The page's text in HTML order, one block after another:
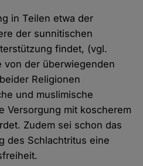
in Teilen etwa der
der sunnitischen
findet, (vgl.
von der überwiegenden
Religionen
und muslimische
Versorgung mit koscherem
Zudem sei schon das
des Schlachtritus eine